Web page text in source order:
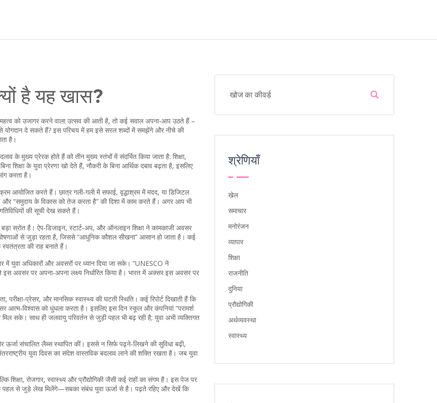
है यह खास?
को उजागर करने वाला उत्सव की आती है, तो कई सवाल अपना‑आप उठते हैं –
योगदान दे सकते हैं? इस परिचय में हम इसे सरल शब्दों में समझेंगे और नीचे की
है।
के मुख्य प्रेरक होते हैंको तीन मुख्य स्तंभों में संदर्भित किया जाता है: शिक्षा,
शिक्षा के युवा प्रेरणा खो देते हैं, नौकरी के बिना आर्थिक दबाव बढ़ता है, इसलिए
करता है।
करते हैं। छात्र गली‑गली में सफाई, वृद्धाश्रम में मदद, या डिजिटल
और “समुदाय के विकास को तेज करता है” की दिशा में काम करते हैं। अगर आप भी
की सूची देख सकते हैं।
स्रोत है। ऐप‑डिजाइन, स्टार्ट‑अप, और ऑनलाइन शिक्षा ने कामकाजी अवसर
घोषणाओं से जुड़ा रहता है, जिससे “आधुनिक कौशल सीखना” आसान हो जाता है। कई
की राह बनाते हैं।
में युवा अधिकारों और अवसरों पर ध्यान दिया जा सके। “UNESCO ने
इस अवसर पर अपना‑अपना लक्ष्य निर्धारित किया है। भारत में अक्सर इस अवसर पर
परीक्षा‑प्रेसर, और मानसिक स्वास्थ्य की घटती स्थिति। कई रिपोर्ट दिखाती हैं कि
आत्म‑विश्वास को धुंधला करता है। इसलिए इस दिन स्कूल और कंपनियां “परामर्श
सके। साथ ही जलवायु परिवर्तन से जुड़ी पहल भी बढ़ रही है; युवा अभी व्यक्तिगत
ऊर्जा संचालित लैब्स स्थापित कीं। इससे न सिर्फ पढ़ने‑लिखने की सुविधा बढ़ी,
युवा दिवस का संदेश वास्तविक बदलाव लाने की शक्ति रखता है। जब युवा
शिक्षा, रोजगार, स्वास्थ्य और प्रौद्योगिकी जैसी कई राहों का संगम है। इस पेज पर
पहल से जुड़े लेख मिलेंगे—सबका संबंध युवा ऊर्जा से है। पढ़ते रहिए और देखें कि
श्रेणियाँ
खेल
समाचार
मनोरंजन
व्यापार
शिक्षा
राजनीति
दुनिया
प्रौद्योगिकी
अर्थव्यवस्था
स्वास्थ्य